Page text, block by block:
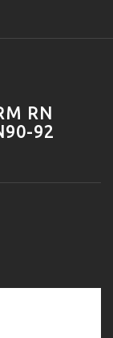
RN
92